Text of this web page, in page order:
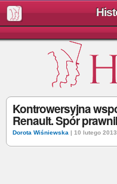
Kontrowersyjna
Renault. Spór
Dorota Wiśniewska | 10 lutego